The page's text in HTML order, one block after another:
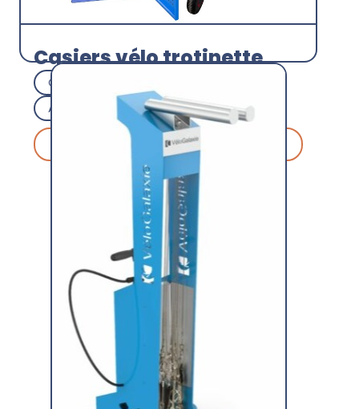
Casiers vélo trotinette
Casiers
Advantice
Découvrir